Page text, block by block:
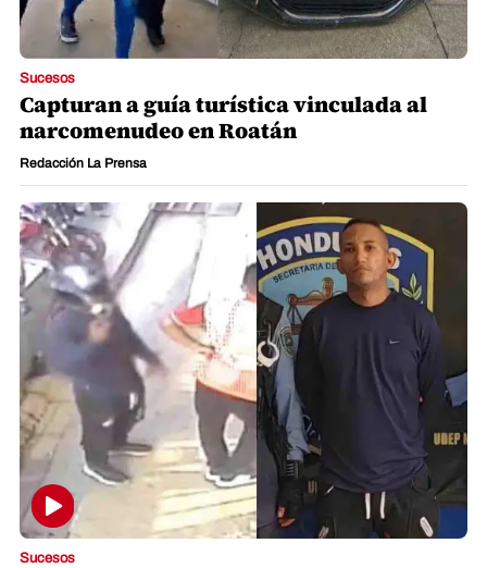
Sucesos
Capturan a guía turística vinculada al
narcomenudeo en Roatán
Redacción La Prensa
Sucesos